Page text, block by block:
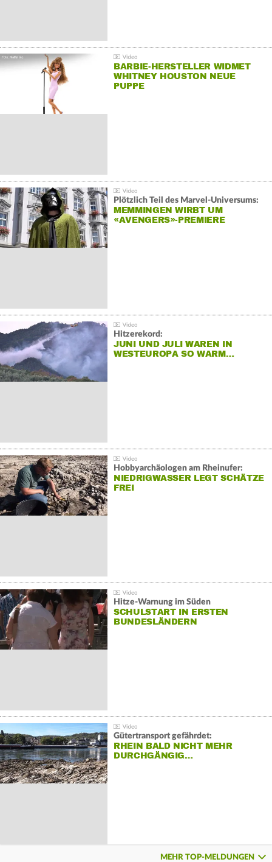
BARBIE-HERSTELLER WIDMET
WHITNEY HOUSTON NEUE
PUPPE
Plötzlich Teil des Marvel-Universums:
MEMMINGEN WIRBT UM
«AVENGERS»-PREMIERE
Hitzerekord:
JUNI UND JULI WAREN IN
WESTEUROPA SO WARM…
Hobbyarchäologen am Rheinufer:
NIEDRIGWASSER LEGT SCHÄTZE
FREI
Hitze-Warnung im Süden
SCHULSTART IN ERSTEN
BUNDESLÄNDERN
Gütertransport gefährdet:
RHEIN BALD NICHT MEHR
DURCHGÄNGIG…
MEHR TOP-MELDUNGEN